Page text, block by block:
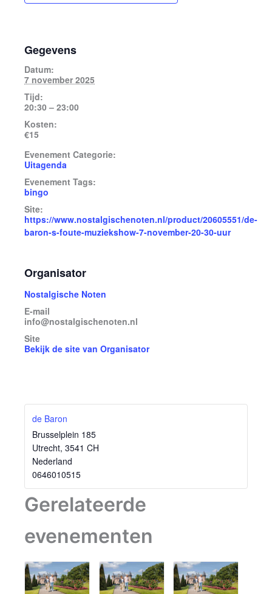
Gegevens
Datum:
7 november 2025
Tijd:
20:30 – 23:00
Kosten:
€15
Evenement Categorie:
Uitagenda
Evenement Tags:
bingo
Site:
https://www.nostalgischenoten.nl/product/20605551/de-
baron-s-foute-muziekshow-7-november-20-30-uur
Organisator
Nostalgische Noten
E-mail
info@nostalgischenoten.nl
Site
Bekijk de site van Organisator
de Baron
Brusselplein 185
Utrecht, 3541 CH
Nederland
0646010515
Gerelateerde
evenementen